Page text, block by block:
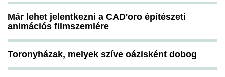
Már lehet jelentkezni a CAD'oro építészeti
animációs filmszemlére
Toronyházak, melyek szíve oázisként dobog